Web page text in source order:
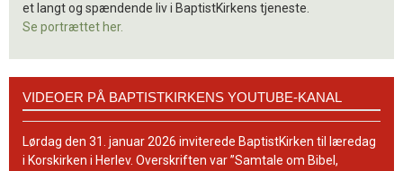
et langt og spændende liv i BaptistKirkens tjeneste.
Se portrættet her.
BaptistKirkens
YouTube-
kanal
VIDEOER PÅ BAPTISTKIRKENS YOUTUBE-KANAL
Lørdag den 31. januar 2026 inviterede BaptistKirken til læredag
i Korskirken i Herlev. Overskriften var ”Samtale om Bibel,